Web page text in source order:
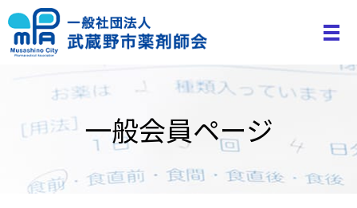
一般会員ページ